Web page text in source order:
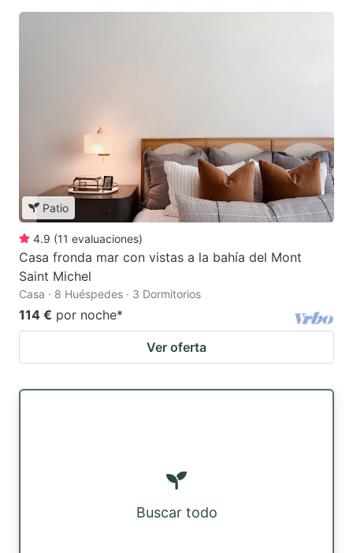
Patio
4.9 (11 evaluaciones)
Casa fronda mar con vistas a la bahía del Mont
Saint Michel
Casa · 8 Huéspedes · 3 Dormitorios
114 € por noche*
Ver oferta
Buscar todo